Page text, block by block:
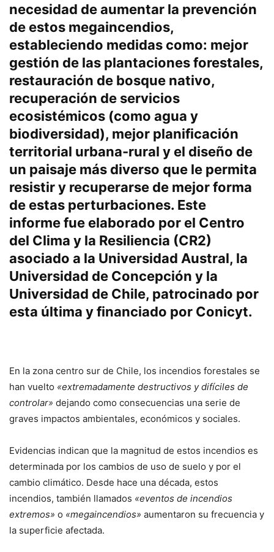
necesidad de aumentar la prevención
de estos megaincendios,
estableciendo medidas como: mejor
gestión de las plantaciones forestales,
restauración de bosque nativo,
recuperación de servicios
ecosistémicos (como agua y
biodiversidad), mejor planificación
territorial urbana-rural y el diseño de
un paisaje más diverso que le permita
resistir y recuperarse de mejor forma
de estas perturbaciones. Este
informefue elaborado por el Centro
del Clima y la Resiliencia (CR2)
asociado a la Universidad Austral, la
Universidad de Concepción y la
Universidad de Chile, patrocinado por
esta última y financiado por Conicyt.
En la zona centro sur de Chile, los incendios forestales se
han vuelto «extremadamente destructivos y difíciles de
controlar» dejando como consecuencias una serie de
graves impactos ambientales, económicos y sociales.
Evidencias indican que la magnitud de estos incendios es
determinada por los cambios de uso de suelo y por el
cambio climático. Desde hace una década, estos
incendios, también llamados «eventos de incendios
extremos» o «megaincendios» aumentaron su frecuencia y
la superficie afectada.